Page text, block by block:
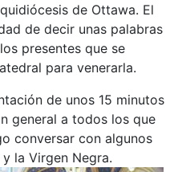
de Ottawa. El
de decir unas palabras
presentes que se
para venerarla.
de unos 15 minutos
general a todos los que
conversar con algunos
la Virgen Negra.